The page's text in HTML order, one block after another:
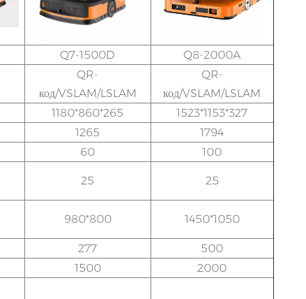
Q7-1500D Q8-2000A
QR-
код/VSLAM/LSLAM
QR-
код/VSLAM/LSLAM
1180*860*265
1523*1153*327
1265
1794
60
100
25 25
980*800 1450*1050
277
500
1500 2000